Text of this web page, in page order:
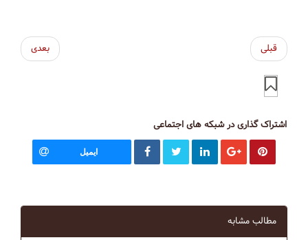
قبلی بعدی
اشتراک گذاری در شبکه های اجتماعی
ایمیل
مطالب مشابه